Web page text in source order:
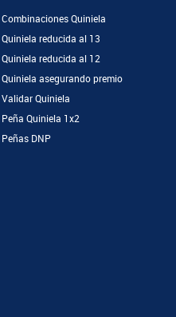
Combinaciones Quiniela
Quiniela reducida al 13
Quiniela reducida al 12
Quiniela asegurando premio
Validar Quiniela
Peña Quiniela 1x2
Peñas DNP